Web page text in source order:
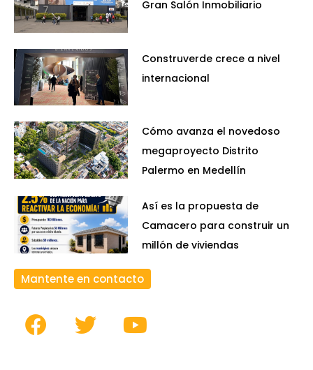
Gran Salón Inmobiliario
Construverde crece a nivel
internacional
Cómo avanza el novedoso
megaproyecto Distrito
Palermo en Medellín
Así es la propuesta de
Camacero para construir un
millón de viviendas
Mantente en contacto